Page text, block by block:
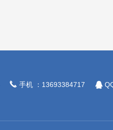
 手机 ：13693384717 